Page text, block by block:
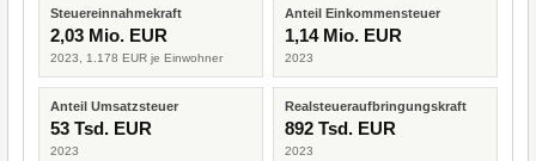
Steuereinnahmekraft
2,03 Mio. EUR
2023, 1.178 EUR je Einwohner
Anteil Einkommensteuer
1,14 Mio. EUR
2023
Anteil Umsatzsteuer
53 Tsd. EUR
2023
Realsteueraufbringungskraft
892 Tsd. EUR
2023